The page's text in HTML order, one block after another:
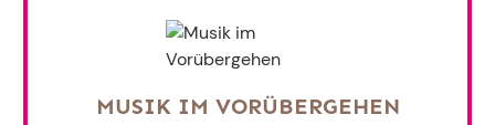
MUSIK IM VORÜBERGEHEN